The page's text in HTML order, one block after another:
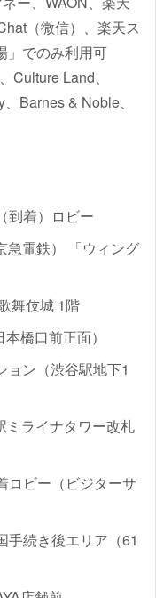
（微信）、楽天ス
」でのみ利用可
Culture Land、
Barnes & Noble、
到着）ロビー
急電鉄） 「ウィング
舞伎城 1階
橋口前正面）
ョン（渋谷駅地下1
ミライナタワー改札
ロビー（ビジターサ
手続き後エリア（61